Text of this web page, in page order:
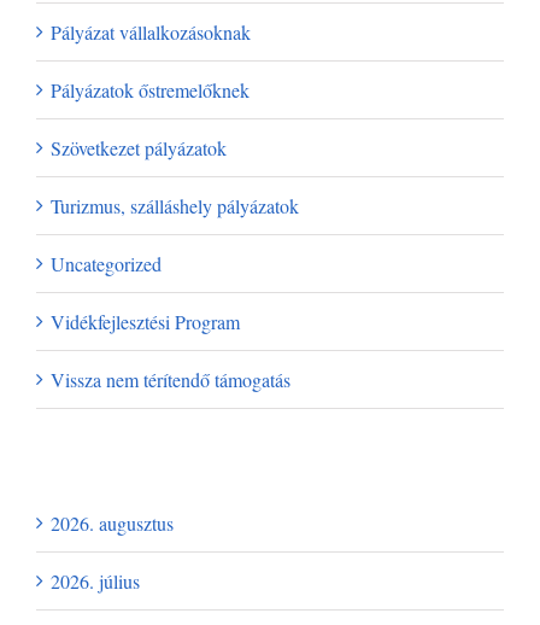
Pályázat vállalkozásoknak
Pályázatok őstremelőknek
Szövetkezet pályázatok
Turizmus, szálláshely pályázatok
Uncategorized
Vidékfejlesztési Program
Vissza nem térítendő támogatás
2026. augusztus
2026. július